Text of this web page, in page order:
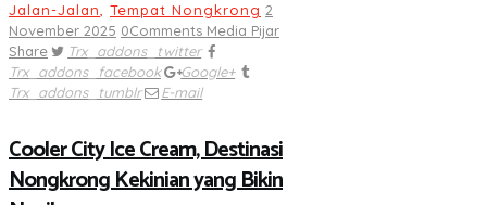
Jalan-Jalan Tempat Nongkrong 2
November 2025 0Comments Media Pijar
Share
Trx_addons_twitter
Trx_addons_facebook
Google+
Trx_addons_tumblr
E-mail
Cooler City Ice Cream, Destinasi
Nongkrong Kekinian yang Bikin